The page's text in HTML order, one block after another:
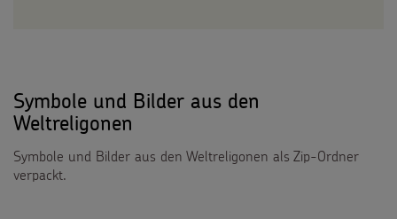
Symbole und Bilder aus den
Weltreligonen
Symbole und Bilder aus den Weltreligonen als Zip-Ordner
verpackt.